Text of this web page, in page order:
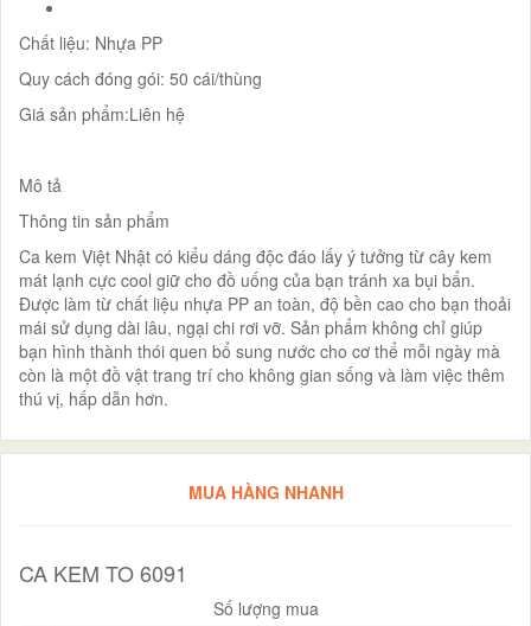
Chất liệu: Nhựa PP
Quy cách đóng gói: 50 cái/thùng
Giá sản phẩm:Liên hệ
Mô tả
Thông tin sản phẩm
Ca kem Việt Nhật có kiểu dáng độc đáo lấy ý tưởng từ cây kem
mát lạnh cực cool giữ cho đồ uống của bạn tránh xa bụi bẩn.
Được làm từ chất liệu nhựa PP an toàn, độ bền cao cho bạn thoải
mái sử dụng dài lâu, ngại chi rơi vỡ. Sản phẩm không chỉ giúp
bạn hình thành thói quen bổ sung nước cho cơ thể mỗi ngày mà
còn là một đồ vật trang trí cho không gian sống và làm việc thêm
thú vị, hấp dẫn hơn.
MUA HÀNG NHANH
CA KEM TO 6091
Số lượng mua